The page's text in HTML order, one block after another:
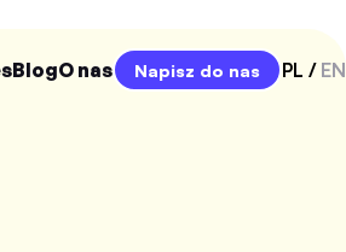
BlogO nas Napisz do nas PL EN